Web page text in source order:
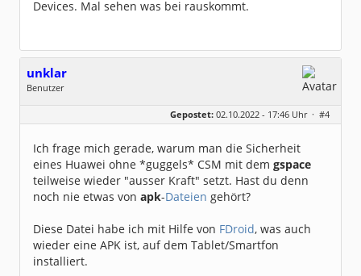
Devices. Mal sehen was bei rauskommt.
unklar
Benutzer
Dabei seit:
02 / 2009
Gepostet: 02.10.2022 - 17:46 Uhr · #4
Ich frage mich gerade, warum man die Sicherheit
eines Huawei ohne *guggels* CSM mit dem gspace
teilweise wieder "ausser Kraft" setzt. Hast du denn
noch nie etwas von apk-Dateien gehört?
Diese Datei habe ich mit Hilfe von FDroid, was auch
wieder eine APK ist, auf dem Tablet/Smartfon
installiert.